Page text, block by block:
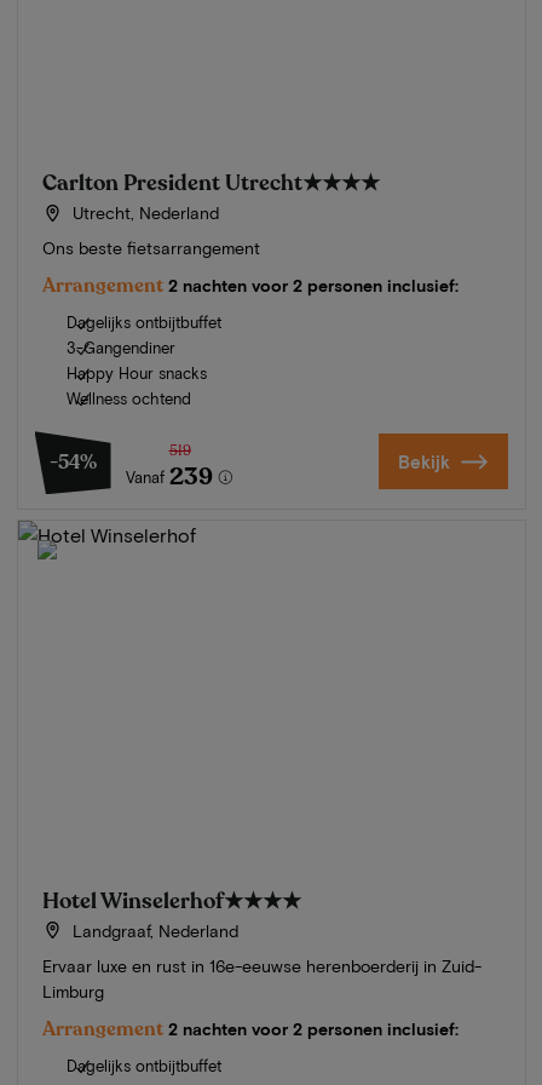
Carlton President Utrecht★★★★
Utrecht, Nederland
Ons beste fietsarrangement
Arrangement 2 nachten voor 2 personen inclusief:
Dagelijks ontbijtbuffet
3-Gangendiner
Happy Hour snacks
Wellness ochtend
-54%
Vanaf
519
239 Bekijk
Hotel Winselerhof★★★★
Landgraaf, Nederland
Ervaar luxe en rust in 16e-eeuwse herenboerderij in Zuid-
Limburg
Arrangement 2 nachten voor 2 personen inclusief:
Dagelijks ontbijtbuffet